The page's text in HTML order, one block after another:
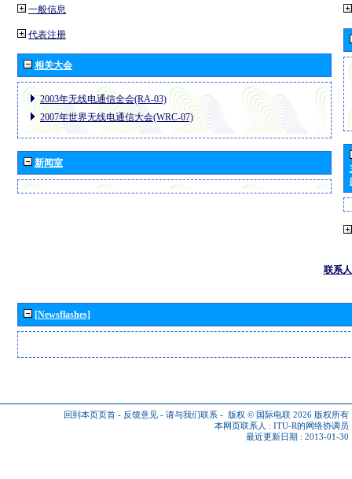
一般信息
代表注册
相关大会
2003年无线电通信全会(RA-03)
2007年世界无线电通信大会(WRC-07)
新闻室
联系人
[Newsflashes]
回到本页页首 - 反馈意见 - 请与我们联系 - 版权 © 国际电联 2026 版权所有
本网页联系人 : ITU-R的网络协调员
最近更新日期 : 2013-01-30